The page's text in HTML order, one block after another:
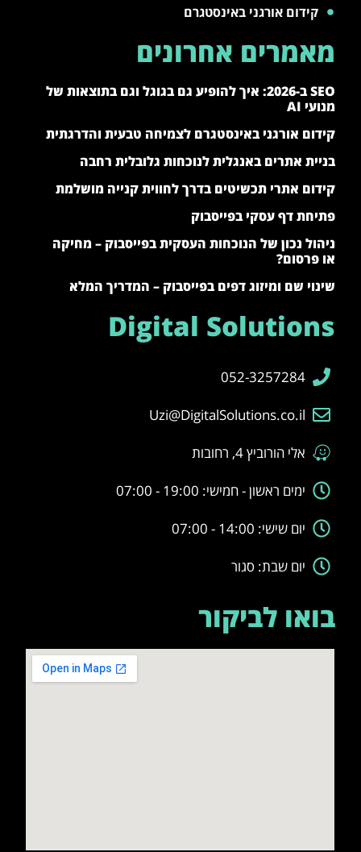
קידום אורגני באינסטגרם
מאמרים אחרונים
SEO ב-2026: איך להופיע גם בגוגל וגם בתוצאות של
מנועי AI
קידום אורגני באינסטגרם לצמיחה טבעית והדרגתית
בניית אתרים באנגלית לנוכחות גלובלית רחבה
קידום אתרי תכשיטים בדרך לחווית קנייה מושלמת
פתיחת דף עסקי בפייסבוק
ניהול נכון של הנוכחות העסקית בפייסבוק – מחיקה
או פרסום?
שינוי שם ומיזוג דפים בפייסבוק – המדריך המלא
Digital Solutions
052-3257284
Uzi@DigitalSolutions.co.il
אלי הורוביץ 4, רחובות
ימים ראשון - חמישי: 19:00 - 07:00
יום שישי: 14:00 - 07:00
יום שבת: סגור
בואו לביקור